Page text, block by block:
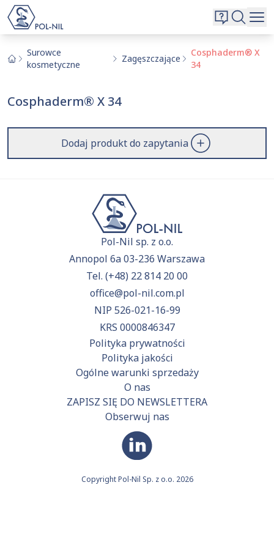
O nas
Kontakt
Surowce
kosmetyczne
Zagęszczające
Cosphaderm® X
34
Cosphaderm® X 34
Dodaj produkt do zapytania
Pol-Nil sp. z o.o.
Annopol 6a 03-236 Warszawa
Tel. (+48) 22 814 20 00
office@pol-nil.com.pl
NIP 526-021-16-99
KRS 0000846347
Polityka prywatności
Polityka jakości
Ogólne warunki sprzedaży
O nas
ZAPISZ SIĘ DO NEWSLETTERA
Obserwuj nas
Copyright Pol-Nil Sp. z o.o. 2026
Wybrane surowce i substancje
Aktualnie niczego nie dodałeś do zapytania.
Wyszukiwarka
Szukaj